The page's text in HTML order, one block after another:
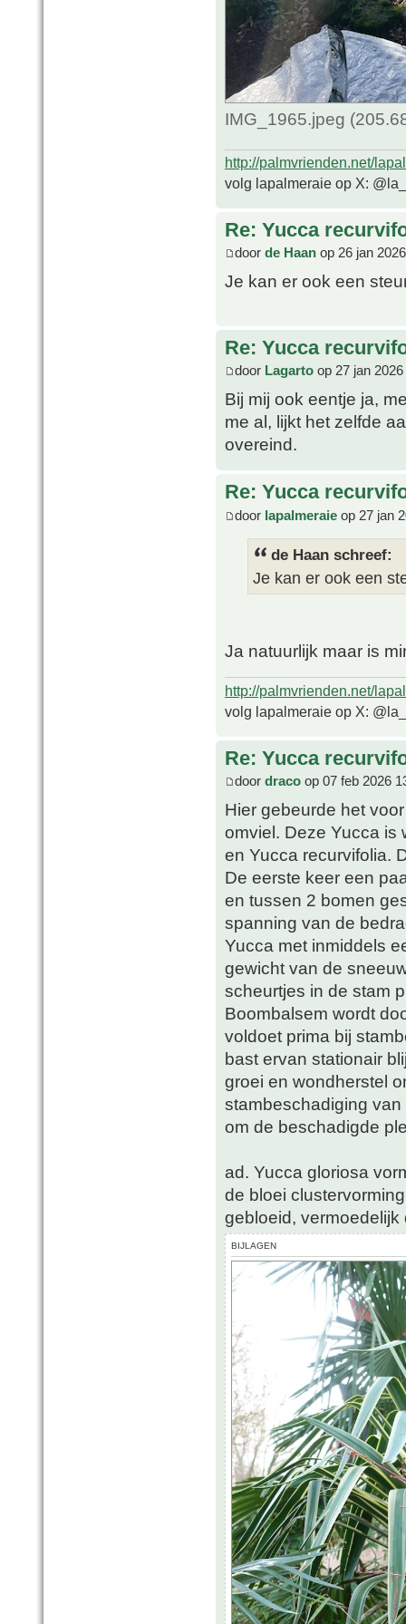
IMG_1965.jpeg
http://palmvrienden.net/
volg lapalmeraie op X:
Re: Yucca
door de Haan op 26 jan
Je kan er ook een
Re: Yucca
door Lagarto op 27 jan
Bij mij ook eentje ja,
me al, lijkt het zelfde
overeind.
Re: Yucca
door lapalmeraie op 27 jan
de Haan schreef:
Je kan er ook een
Ja natuurlijk maar is
http://palmvrienden.net/
volg lapalmeraie op X:
Re: Yucca
door draco op 07 feb 2026
Hier gebeurde het
omviel. Deze Yucca is
en Yucca recurvifolia.
De eerste keer een
en tussen 2 bomen
spanning van de
Yucca met inmiddels
gewicht van de
scheurtjes in de stam
Boombalsem wordt
voldoet prima bij
bast ervan stationair
groei en wondherstel
stambeschadiging
om de beschadigde
ad. Yucca gloriosa
de bloei
gebloeid,
BIJLAGEN